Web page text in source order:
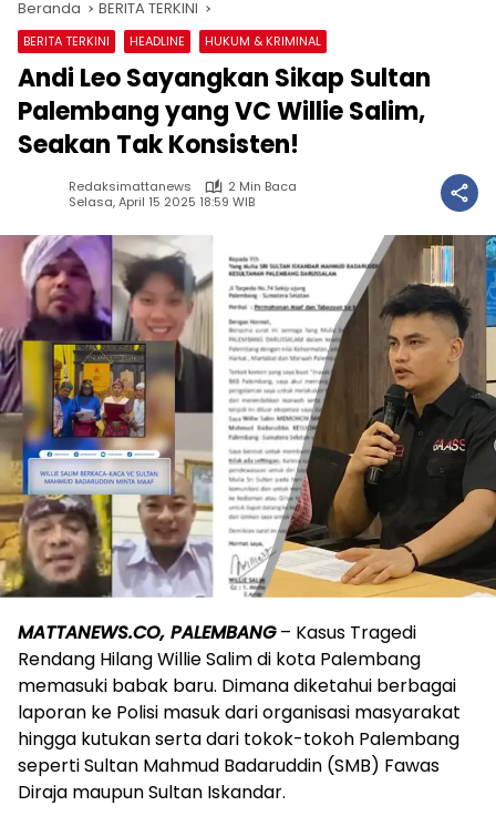
Beranda BERITA TERKINI
BERITA TERKINI HEADLINE HUKUM & KRIMINAL
Andi Leo Sayangkan Sikap Sultan
Palembang yang VC Willie Salim,
Seakan Tak Konsisten!
Redaksimattanews
2 Min Baca
Selasa, April 15 2025 18:59 WIB
MATTANEWS.CO, PALEMBANG– Kasus Tragedi
Rendang Hilang Willie Salim di kota Palembang
memasuki babak baru. Dimana diketahui berbagai
laporan ke Polisi masuk dari organisasi masyarakat
hingga kutukan serta dari tokok-tokoh Palembang
seperti Sultan Mahmud Badaruddin (SMB) Fawas
Diraja maupun Sultan Iskandar.